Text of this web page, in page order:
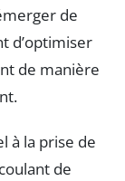
de
d’optimiser
de manière
à la prise de
de